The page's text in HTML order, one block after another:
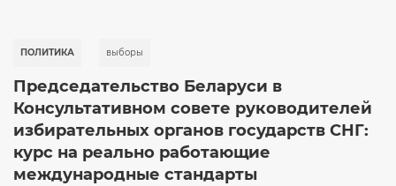
ПОЛИТИКА выборы
Председательство Беларуси в
Консультативном совете руководителей
избирательных органов государств СНГ:
курс на реально работающие
международные стандарты